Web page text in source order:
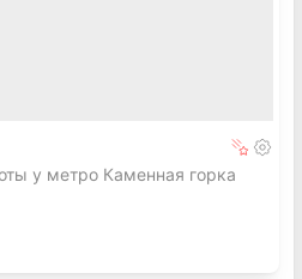
у метро Каменная горка